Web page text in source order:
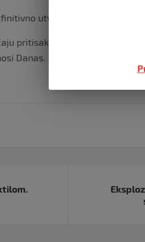
utvrditi okolnosti njihove
pritisak na izraelsku vladu,
Danas.